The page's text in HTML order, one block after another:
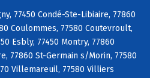
77450 Condé-Ste-Libiaire, 77860
Coulommes, 77580 Coutevroult,
Esbly, 77450 Montry, 77860
77860 St-Germain s/Morin, 77580
Villemareuil, 77580 Villiers